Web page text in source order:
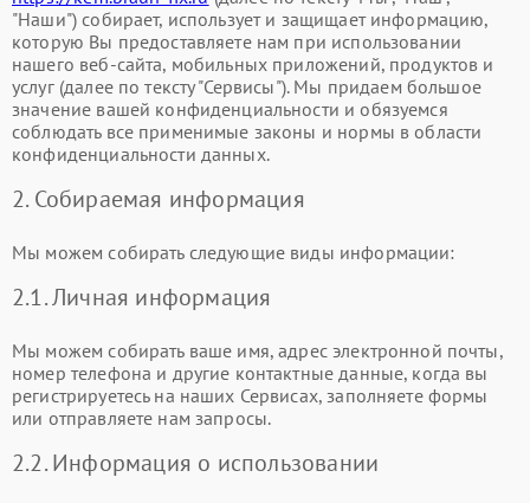
"Наши") собирает, использует и защищает информацию,
которую Вы предоставляете нам при использовании
нашего веб-сайта, мобильных приложений, продуктов и
услуг (далее по тексту "Сервисы"). Мы придаем большое
значение вашей конфиденциальности и обязуемся
соблюдать все применимые законы и нормы в области
конфиденциальности данных.
2. Собираемая информация
Мы можем собирать следующие виды информации:
2.1. Личная информация
Мы можем собирать ваше имя, адрес электронной почты,
номер телефона и другие контактные данные, когда вы
регистрируетесь на наших Сервисах, заполняете формы
или отправляете нам запросы.
2.2. Информация о использовании